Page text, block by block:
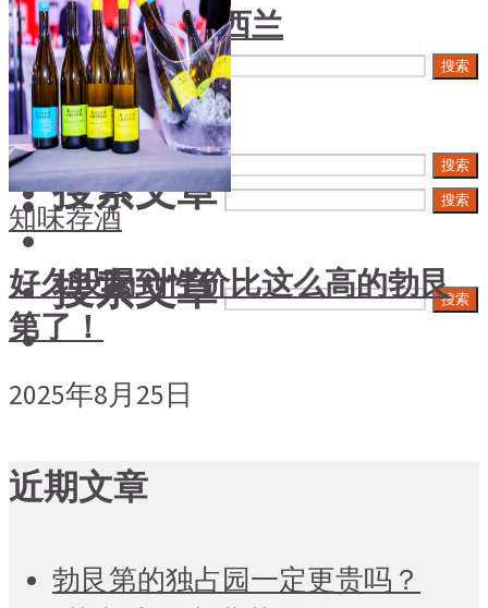
搜索文章 搜索
搜索文章 搜索
澳大利亚-新西兰
日本清酒
搜索文章 搜索
搜索文章 搜索
知味荐酒
好久没喝到性价比这么高的勃艮
第了！
2025年8月25日
近期文章
勃艮第的独占园一定更贵吗？